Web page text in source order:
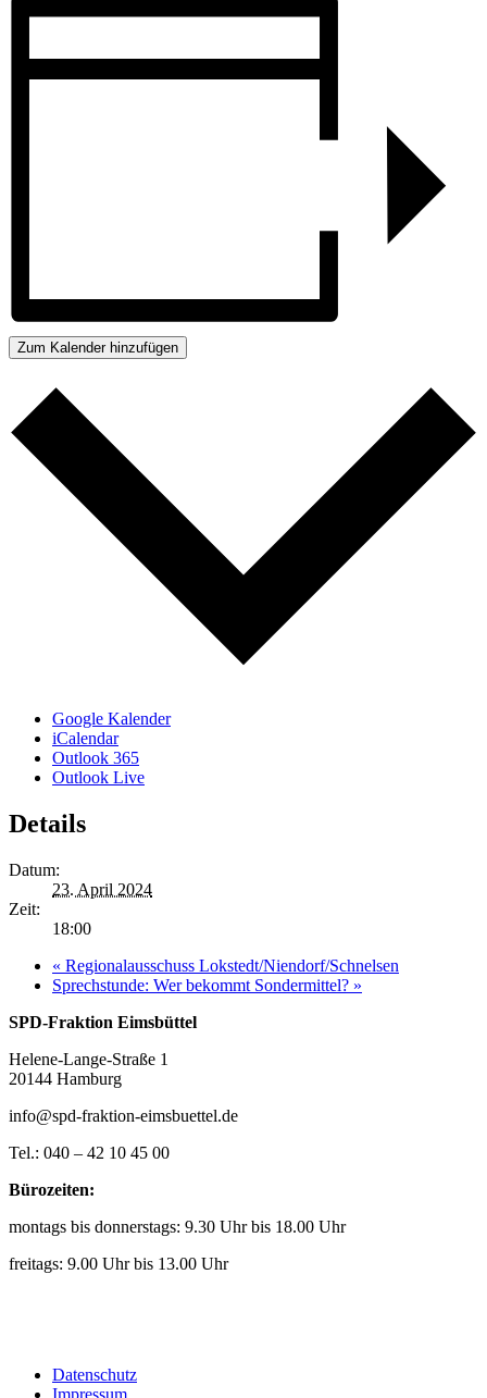
Zum Kalender hinzufügen
Google Kalender
iCalendar
Outlook 365
Outlook Live
Details
Datum:
23. April 2024
Zeit:
18:00
« Regionalausschuss Lokstedt/Niendorf/Schnelsen
Sprechstunde: Wer bekommt Sondermittel? »
SPD-Fraktion Eimsbüttel
Helene-Lange-Straße 1
20144 Hamburg
info@spd-fraktion-eimsbuettel.de
Tel.: 040 – 42 10 45 00
Bürozeiten:
montags bis donnerstags: 9.30 Uhr bis 18.00 Uhr
freitags: 9.00 Uhr bis 13.00 Uhr
Datenschutz
Impressum